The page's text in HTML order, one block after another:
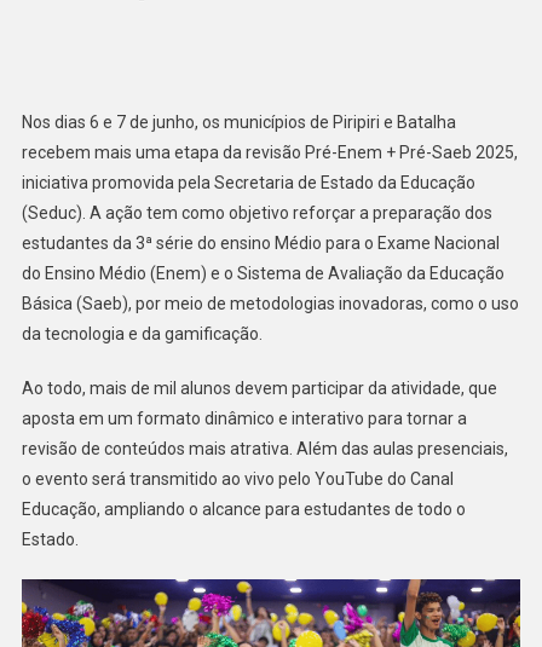
Nos dias 6 e 7 de junho, os municípios de Piripiri e Batalha
recebem mais uma etapa da revisão Pré-Enem + Pré-Saeb 2025,
iniciativa promovida pela Secretaria de Estado da Educação
(Seduc). A ação tem como objetivo reforçar a preparação dos
estudantes da 3ª série do ensino Médio para o Exame Nacional
do Ensino Médio (Enem) e o Sistema de Avaliação da Educação
Básica (Saeb), por meio de metodologias inovadoras, como o uso
da tecnologia e da gamificação.
Ao todo, mais de mil alunos devem participar da atividade, que
aposta em um formato dinâmico e interativo para tornar a
revisão de conteúdos mais atrativa. Além das aulas presenciais,
o evento será transmitido ao vivo pelo YouTube do Canal
Educação, ampliando o alcance para estudantes de todo o
Estado.